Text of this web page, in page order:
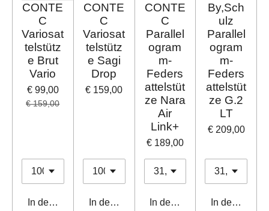
CONTE
C
Variosat
telstütz
e Brut
Vario
€ 99,00
€ 159,00
In den Warenkorb
CONTE
C
Variosat
telstütz
e Sagi
Drop
€ 159,00
In den Warenkorb
CONTE
C
Parallel
ogram
m-
Feders
attelstüt
ze Nara
Air
Link+
€ 189,00
In den Warenkorb
By,Sch
ulz
Parallel
ogram
m-
Feders
attelstüt
ze G.2
LT
€ 209,00
In den